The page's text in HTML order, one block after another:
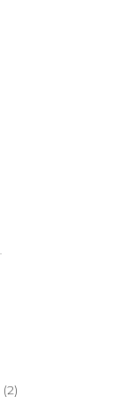
(2)